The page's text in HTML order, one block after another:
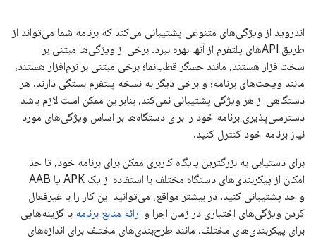
اندروید از ویژگی‌های متنوعی پشتیبانی می‌کند که برنامه شما می‌تواند از
طریق APIهای پلتفرم از آنها بهره ببرد. برخی از ویژگی‌ها مبتنی بر
سخت‌افزار هستند، مانند حسگر قطب‌نما؛ برخی مبتنی بر نرم‌افزار هستند،
مانند ویجت‌های برنامه؛ و برخی دیگر به نسخه پلتفرم بستگی دارند. هر
دستگاهی از هر ویژگی پشتیبانی نمی‌کند، بنابراین ممکن است لازم باشد
دسترسی‌پذیری برنامه خود را برای دستگاه‌ها بر اساس ویژگی‌های مورد
نیاز برنامه خود کنترل کنید.
برای دستیابی به بزرگترین پایگاه کاربری ممکن برای برنامه خود، تا حد
امکان از پیکربندی‌های دستگاه مختلف با استفاده از یک APK یا AAB
واحد پشتیبانی کنید. در بیشتر مواقع، می‌توانید این کار را با غیرفعال
کردن ویژگی‌های اختیاری در زمان اجرا و ارائه منابع برنامه با گزینه‌هایی
برای پیکربندی‌های مختلف، مانند طرح‌بندی‌های مختلف برای اندازه‌های